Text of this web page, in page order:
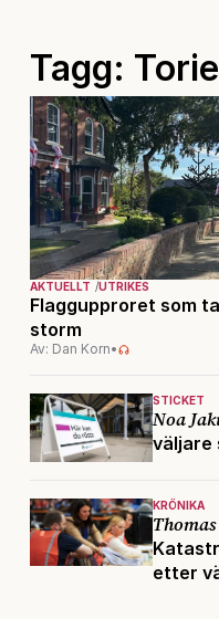
Tagg:
AKTUELLT UTRIKES
Flaggupproret som
storm
Av: Dan Korn•
STICKET
Noa
väljare
KRÖNIKA
etter